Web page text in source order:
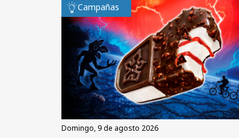
Campañas
domingo, 9 de agosto 2026